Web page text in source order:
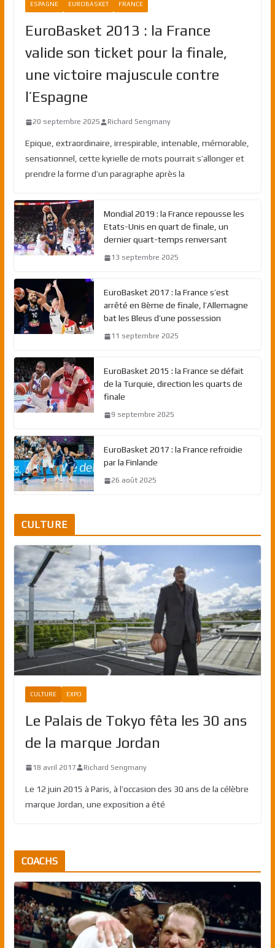
ESPAGNE EUROBASKET FRANCE
EuroBasket 2013 : la France
valide son ticket pour la finale,
une victoire majuscule contre
l’Espagne
20 septembre 2025 Richard Sengmany
Epique, extraordinaire, irrespirable, intenable, mémorable,
sensationnel, cette kyrielle de mots pourrait s’allonger et
prendre la forme d’un paragraphe après la
Mondial 2019 : la France repousse les
Etats-Unis en quart de finale, un
dernier quart-temps renversant
13 septembre 2025
EuroBasket 2017 : la France s’est
arrêté en 8ème de finale, l’Allemagne
bat les Bleus d’une possession
11 septembre 2025
EuroBasket 2015 : la France se défait
de la Turquie, direction les quarts de
finale
9 septembre 2025
EuroBasket 2017 : la France refroidie
par la Finlande
26 août 2025
CULTURE
CULTURE EXPO
Le Palais de Tokyo fêta les 30 ans
de la marque Jordan
18 avril 2017 Richard Sengmany
Le 12 juin 2015 à Paris, à l’occasion des 30 ans de la célèbre
marque Jordan, une exposition a été
COACHS